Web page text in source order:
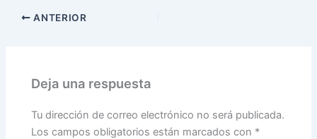
ANTERIOR
Deja una respuesta
Tu dirección de correo electrónico no será publicada.
Los campos obligatorios están marcados con *